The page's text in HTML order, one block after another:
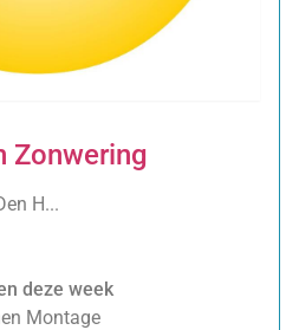
Zonwering
H...
deze week
Montage